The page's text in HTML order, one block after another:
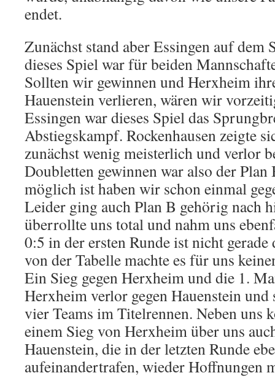
endet.
Zunächst stand aber Essingen auf dem
dieses Spiel war für beiden
Sollten wir gewinnen und Herxheim
Hauenstein verlieren, wären wir
Essingen war dieses Spiel das
Abstiegskampf. Rockenhausen zeigte
zunächst wenig meisterlich und verlor
Doubletten gewinnen war also der Plan
möglich ist haben wir schon einmal
Leider ging auch Plan B gehörig nach
überrollte uns total und nahm uns
0:5 in der ersten Runde ist nicht
von der Tabelle machte es für uns
Ein Sieg gegen Herxheim und die 1.
Herxheim verlor gegen Hauenstein
vier Teams im Titelrennen. Neben uns
einem Sieg von Herxheim über uns
Hauenstein, die in der letzten Runde
aufeinandertrafen, wieder Hoffnungen